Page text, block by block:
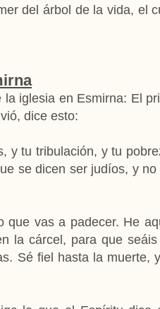
del árbol de la vida, el
iglesia en Esmirna: El
dice esto:
y tu tribulación, y tu
se dicen ser judíos, y
que vas a padecer. He
la cárcel, para que
Sé fiel hasta la muerte,